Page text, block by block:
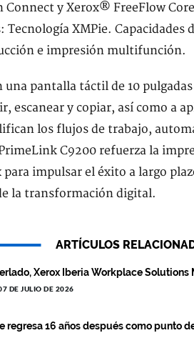
y Xerox® FreeFlow
Tecnología XMPie.
e impresión multifunción.
pantalla táctil de 10
escanear y copiar, así como a
los flujos de trabajo,
C9200 refuerza la
impulsar el éxito a largo
la transformación digital.
ARTÍCULOS
Xerox Iberia Workplace Solutions
DE JULIO DE 2026
regresa 16 años después como punto